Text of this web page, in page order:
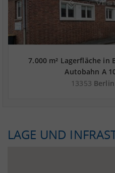
7.000 m² Lagerfläche in
Autobahn A
13353 Berlin
LAGE UND